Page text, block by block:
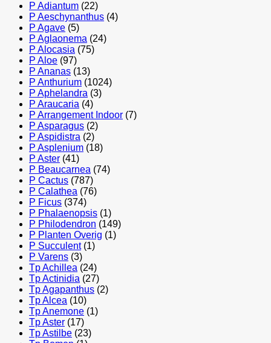
P Adiantum (22)
P Aeschynanthus (4)
P Agave (5)
P Aglaonema (24)
P Alocasia (75)
P Aloe (97)
P Ananas (13)
P Anthurium (1024)
P Aphelandra (3)
P Araucaria (4)
P Arrangement Indoor (7)
P Asparagus (2)
P Aspidistra (2)
P Asplenium (18)
P Aster (41)
P Beaucarnea (74)
P Cactus (787)
P Calathea (76)
P Ficus (374)
P Phalaenopsis (1)
P Philodendron (149)
P Planten Overig (1)
P Succulent (1)
P Varens (3)
Tp Achillea (24)
Tp Actinidia (27)
Tp Agapanthus (2)
Tp Alcea (10)
Tp Anemone (1)
Tp Aster (17)
Tp Astilbe (23)